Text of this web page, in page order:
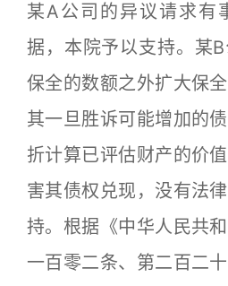
某A公司的异议请求有
据，本院予以支持。某
保全的数额之外扩大保
其一旦胜诉可能增加的
折计算已评估财产的价
害其债权兑现，没有法
持。根据《中华人民共
一百零二条、第二百二